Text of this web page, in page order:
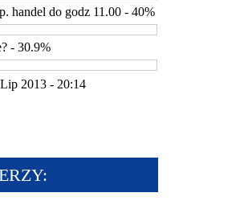
naszych
handel do godz 11.00 - 40%
- 30.9%
2013 - 20:14